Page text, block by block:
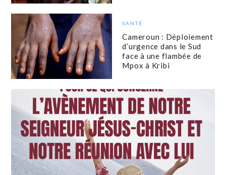
SANTÉ
Cameroun : Déploiement
d’urgence dans le Sud
face à une flambée de
Mpox à Kribi